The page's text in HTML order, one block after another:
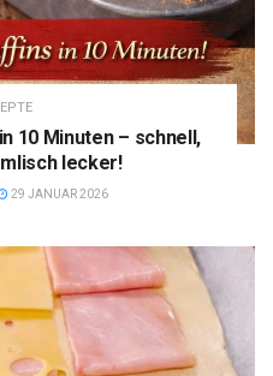
10 Minuten – schnell,
lecker!
29 JANUAR 2026